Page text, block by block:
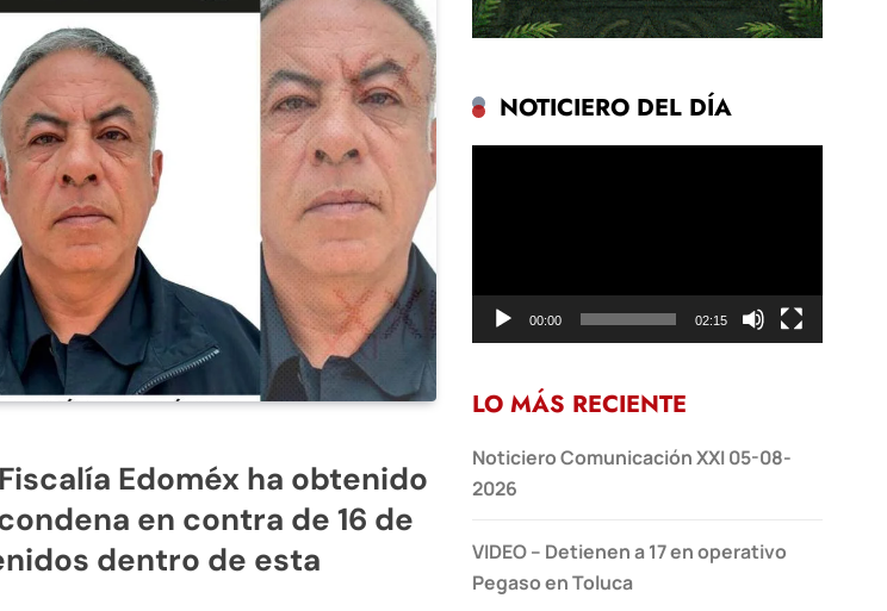
Edoméx ha obtenido
en contra de 16 de
dentro de esta
NOTICIERO DEL DÍA
00:00 02:15
LO MÁS RECIENTE
Noticiero Comunicación XXI 05-08-
2026
VIDEO – Detienen a 17 en operativo
Pegaso en Toluca